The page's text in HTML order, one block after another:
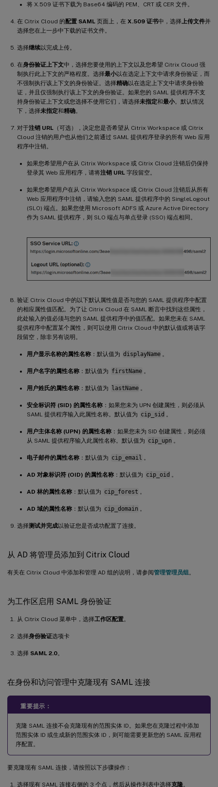
将 X.509 证书下载为 Base64 编码的 PEM、CRT 或 CER 文件。
在 Citrix Cloud 的配置 SAML 页面上，在 X.509 证书中，选择上传文件并
选择您在上一步中下载的证书文件。
选择继续以完成上传。
在身份验证上下文中，选择您要使用的上下文以及您希望 Citrix Cloud 强
制执行此上下文的严格程度。选择最小以在选定上下文中请求身份验证，而
不强制执行该上下文的身份验证。选择精确以在选定上下文中请求身份验
证，并且仅强制执行该上下文的身份验证。如果您的 SAML 提供程序不支
持身份验证上下文或您选择不使用它们，请选择未指定和最小。默认情况
下，选择未指定和精确。
对于注销 URL （可选），决定您是否希望从 Citrix Workspace 或 Citrix
Cloud 注销的用户也从他们之前通过 SAML 提供程序登录的所有 Web 应用
程序中注销。
如果您希望用户在从 Citrix Workspace 或 Citrix Cloud 注销后仍保持
登录其 Web 应用程序，请将注销 URL 字段留空。
如果您希望用户在从 Citrix Workspace 或 Citrix Cloud 注销后从所有
Web 应用程序中注销，请输入您的 SAML 提供程序中的 SingleLogout
(SLO) 端点。如果您使用 Microsoft ADFS 或 Azure Active Directory
作为 SAML 提供程序，则 SLO 端点与单点登录 (SSO) 端点相同。
验证 Citrix Cloud 中的以下默认属性值是否与您的 SAML 提供程序中配置
的相应属性值匹配。为了让 Citrix Cloud 在 SAML 断言中找到这些属性，
此处输入的值必须与您的 SAML 提供程序中的值匹配。如果您未在 SAML
提供程序中配置某个属性，则可以使用 Citrix Cloud 中的默认值或将该字
段留空，除非另有说明。
用户显示名称的属性名称 ：默认值为 displayName 。
用户名字的属性名称 ：默认值为 firstName 。
用户姓氏的属性名称 ：默认值为 lastName 。
安全标识符 (SID) 的属性名称 ：如果您未为 UPN 创建属性，则必须从
SAML 提供程序输入此属性名称。默认值为 cip_sid 。
用户主体名称 (UPN) 的属性名称 ：如果您未为 SID 创建属性，则必须
从 SAML 提供程序输入此属性名称。默认值为 cip_upn 。
电子邮件的属性名称 ：默认值为 cip_email 。
AD 对象标识符 (OID) 的属性名称 ：默认值为 cip_oid 。
AD 林的属性名称 ：默认值为 cip_forest 。
AD 域的属性名称 ：默认值为 cip_domain 。
选择测试并完成以验证您是否成功配置了连接。
从 AD 将管理员添加到 Citrix Cloud
有关在 Citrix Cloud 中添加和管理 AD 组的说明，请参阅管理管理员组。
为工作区启用 SAML 身份验证
从 Citrix Cloud 菜单中，选择工作区配置。
选择身份验证选项卡
选择 SAML 2.0。
在身份和访问管理中克隆现有 SAML 连接
重要提示：
克隆 SAML 连接不会克隆现有的范围实体 ID。如果您在克隆过程中添加
范围实体 ID 或生成新的范围实体 ID，则可能需要更新您的 SAML 应用程
序配置。
要克隆现有 SAML 连接，请按照以下步骤操作：
选择现有 SAML 连接右侧的 3 个点，然后从操作列表中选择克隆。